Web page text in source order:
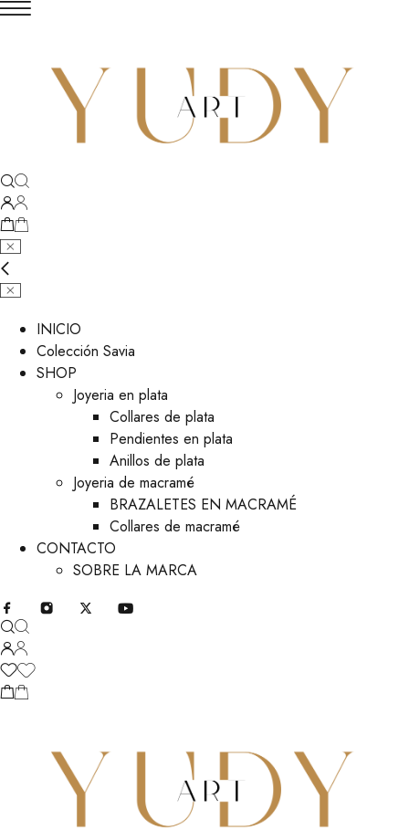
INICIO
Colección Savia
SHOP
Joyeria en plata
Collares de plata
Pendientes en plata
Anillos de plata
Joyeria de macramé
BRAZALETES EN MACRAMÉ
Collares de macramé
CONTACTO
SOBRE LA MARCA